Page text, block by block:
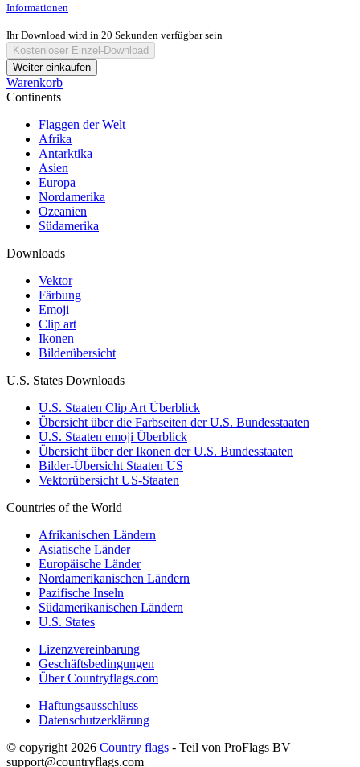
Informationen
Ihr Download wird in 20 Sekunden verfügbar sein
Kostenloser Einzel-Download
Weiter einkaufen
Warenkorb
Continents
Flaggen der Welt
Afrika
Antarktika
Asien
Europa
Nordamerika
Ozeanien
Südamerika
Downloads
Vektor
Färbung
Emoji
Clip art
Ikonen
Bilderübersicht
U.S. States Downloads
U.S. Staaten Clip Art Überblick
Übersicht über die Farbseiten der U.S. Bundesstaaten
U.S. Staaten emoji Überblick
Übersicht über der Ikonen der U.S. Bundesstaaten
Bilder-Übersicht Staaten US
Vektorübersicht US-Staaten
Countries of the World
Afrikanischen Ländern
Asiatische Länder
Europäische Länder
Nordamerikanischen Ländern
Pazifische Inseln
Südamerikanischen Ländern
U.S. States
Lizenzvereinbarung
Geschäftsbedingungen
Über Countryflags.com
Haftungsausschluss
Datenschutzerklärung
© copyright 2026 Country flags - Teil von ProFlags BV
support@countryflags.com